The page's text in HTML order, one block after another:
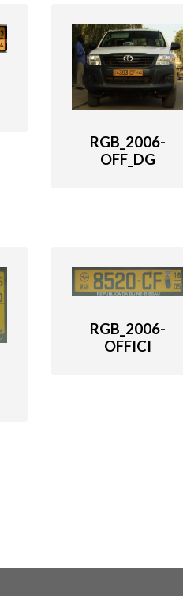
RGB_2006-
OFF_DG
RGB_2006-
OFFICI